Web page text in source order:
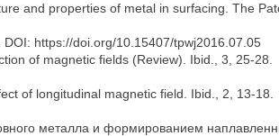
and properties of metal in surfacing. The
https://doi.org/10.15407/tpwj2016.07.05
of magnetic fields (Review). Ibid., 3, 25-28.
of longitudinal magnetic field. Ibid., 2, 13-18.
металла и формированием